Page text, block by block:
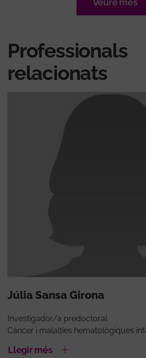
Veure més
Professionals
relacionats
Júlia Sansa Girona
Investigador/a predoctoral
Càncer i malalties hematològiques
Llegir més